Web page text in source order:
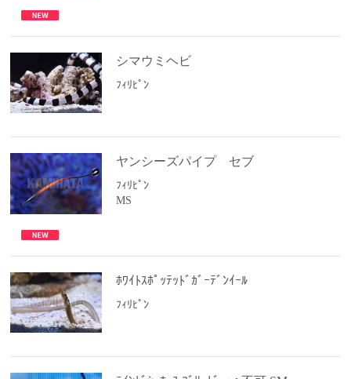
シマウミヘビ
ﾌｨﾘﾋﾟﾝ
ヤンシーズパイプ セブ
ﾌｨﾘﾋﾟﾝ
MS
ﾎﾜｲﾄｽﾎﾟｯﾃｯﾄﾞｶﾞｰﾃﾞﾝｲｰﾙ
ﾌｨﾘﾋﾟﾝ